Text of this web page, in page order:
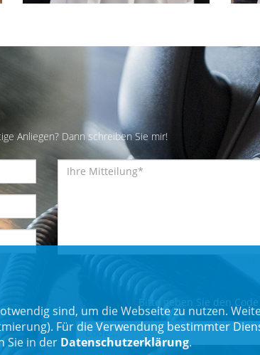
Anliegen? Dann schreiben Sie mir!
Bitte geben Sie den Code
sind, um die Webseite zu nutzen.
Für die Verwendung bestimmter
Sie in der Datenschutzerklärung.